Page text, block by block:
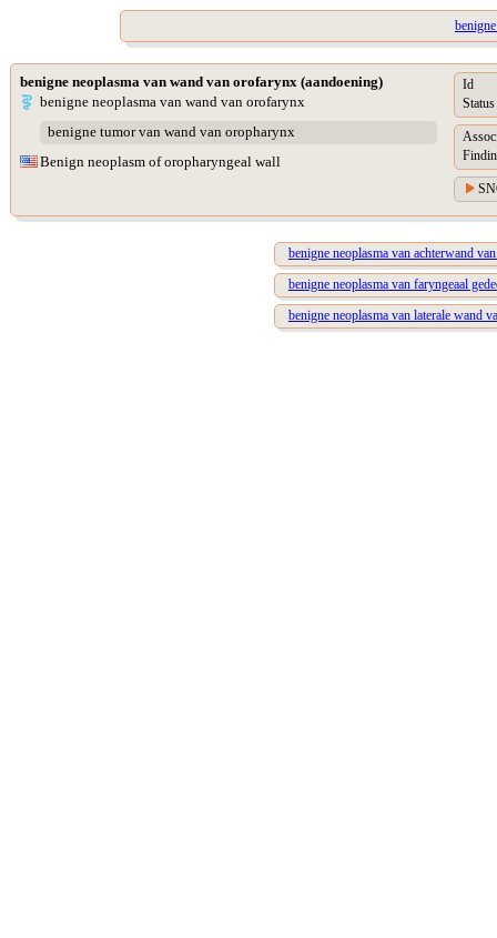
benigne neoplasma van wand van orofarynx (aandoening)
benigne neoplasma van wand van orofarynx
benigne tumor van wand van oropharynx
Benign neoplasm of oropharyngeal wall
Id
Status
benigne neoplasma van achterwand
benigne neoplasma van faryngeaal
benigne neoplasma van laterale wand